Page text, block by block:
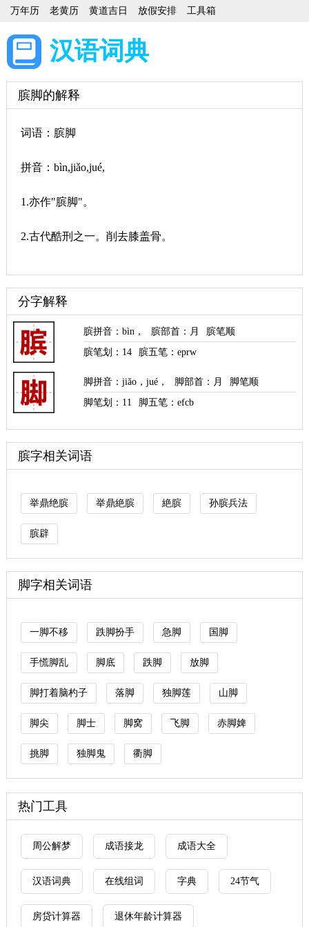
万年历 老黄历 黄道吉日 放假安排 工具箱
汉语词典
膑脚的解释
词语：膑脚
拼音：bìn,jiǎo,jué,
1.亦作"膑脚"。
2.古代酷刑之一。削去膝盖骨。
分字解释
膑拼音 ：bìn ， 膑部首 ：月
膑笔顺
膑笔划： 14 膑五笔：eprw
脚拼音 ：jiǎo ，jué ， 脚部首 ：月
脚笔顺
脚笔划： 11 脚五笔：efcb
膑字相关词语
举鼎绝膑 举鼎絶膑 絶膑 孙膑兵法
膑辟
脚字相关词语
一脚不移 跌脚扮手 急脚 国脚
手慌脚乱 脚底 跌脚 放脚
脚打着脑杓子 落脚 独脚莲 山脚
脚尖 脚士 脚窝 飞脚 赤脚婢
挑脚 独脚鬼 衢脚
热门工具
周公解梦 成语接龙 成语大全
汉语词典 在线组词 字典 24节气
房贷计算器 退休年龄计算器